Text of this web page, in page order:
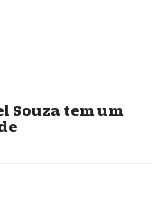
Souza tem um